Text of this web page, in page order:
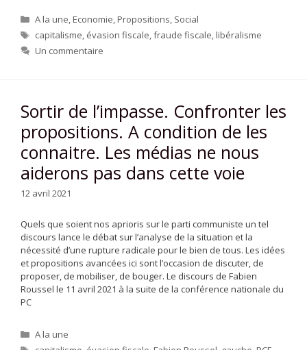
Catégories
A la une,Economie,Propositions, Social
Étiquettes
capitalisme, évasion fiscale,fraude fiscale,libéralisme
Un commentaire
Sortir de l’impasse. Confronter les
propositions. A condition de les
connaitre. Les médias ne nous
aiderons pas dans cette voie
12 avril 2021
Quels que soient nos aprioris sur le parti communiste un tel
discours lance le débat sur l’analyse de la situation et la
nécessité d’une rupture radicale pour le bien de tous. Les idées
et propositions avancées ici sont l’occasion de discuter, de
proposer, de mobiliser, de bouger. Le discours de Fabien
Roussel le 11 avril 2021 à la suite de la conférence nationale du
PC
Catégories
A la une